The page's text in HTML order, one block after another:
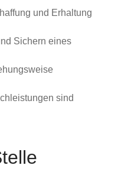
und Erhaltung
Sichern eines
sind